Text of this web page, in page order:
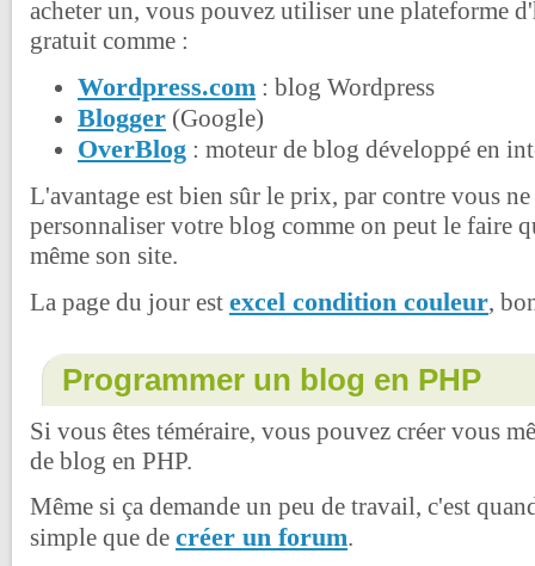
acheter un, vous pouvez utiliser une plateforme
gratuit comme :
Wordpress.com : blog Wordpress
Blogger (Google)
OverBlog : moteur de blog développé en
L'avantage est bien sûr le prix, par contre vous
personnaliser votre blog comme on peut le faire
même son site.
La page du jour est excel condition couleur,
Programmer un blog en PHP
Si vous êtes téméraire, vous pouvez créer vous
de blog en PHP.
Même si ça demande un peu de travail, c'est
simple que de créer un forum.